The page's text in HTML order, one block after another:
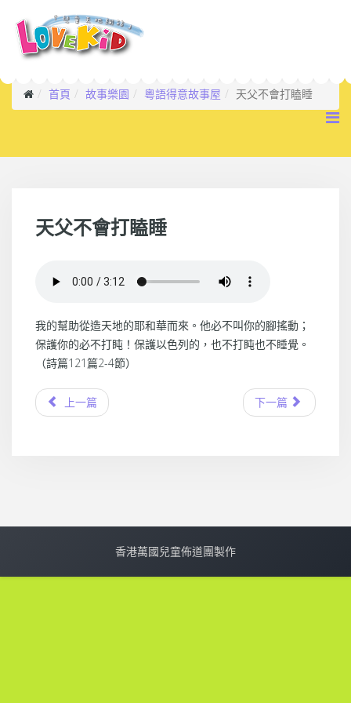
首頁 故事樂園 粵語得意故事屋 天父不會打瞌睡
天父不會打瞌睡
我的幫助從造天地的耶和華而來。他必不叫你的腳搖動；
保護你的必不打盹！保護以色列的，也不打盹也不睡覺。
（詩篇121篇2-4節）
上一篇 下一篇
香港萬國兒童佈道團製作